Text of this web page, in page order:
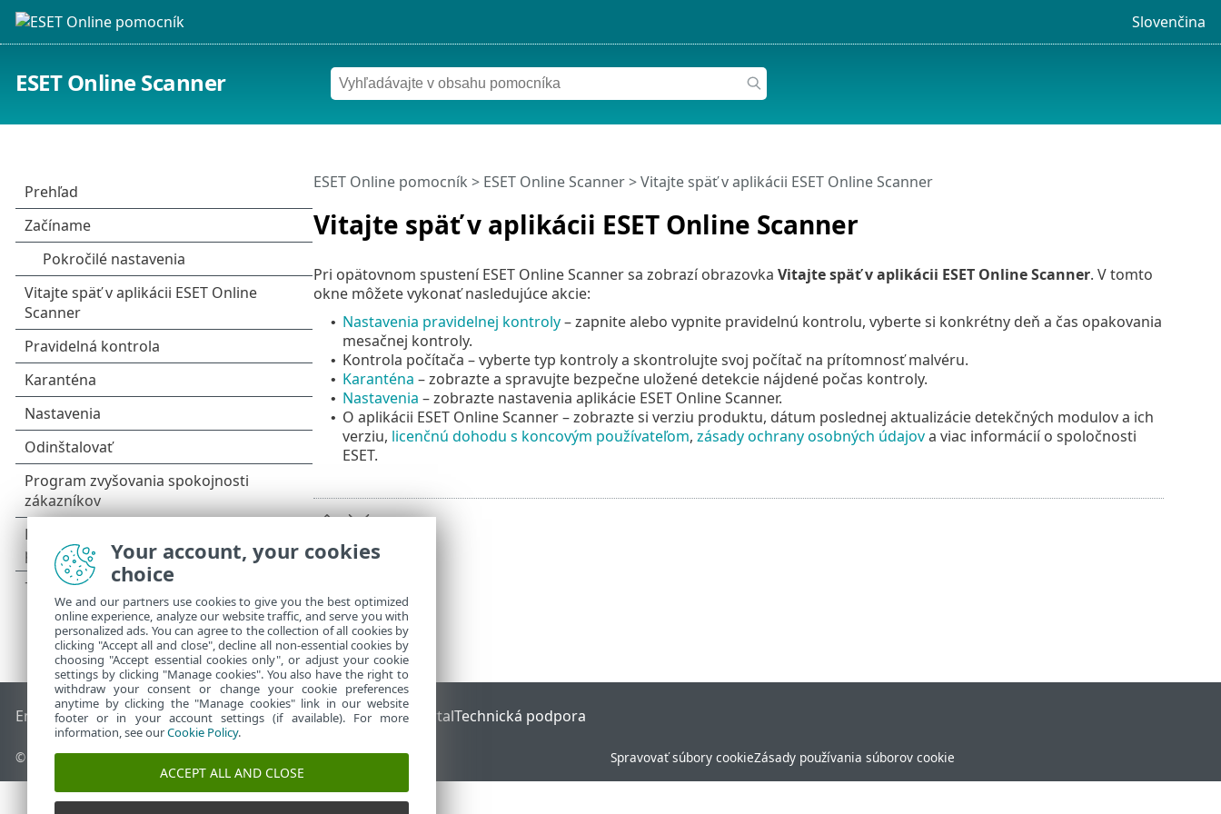
Slovenčina
ESET Online Scanner
Vitajte späť v aplikácii ESET Online Scanner
ESET Online pomocník > ESET Online Scanner>Vitajte späť v aplikácii ESET Online Scanner
Pri opätovnom spustení ESET Online Scanner sa zobrazí obrazovka Vitajte späť v aplikácii ESET Online Scanner. V tomto
okne môžete vykonať nasledujúce akcie:
• Nastavenia pravidelnej kontroly– zapnite alebo vypnite pravidelnú kontrolu, vyberte si konkrétny deň a čas opakovania
mesačnej kontroly.
• Kontrola počítača – vyberte typ kontroly a skontrolujte svoj počítač na prítomnosť malvéru.
• Karanténa – zobrazte a spravujte bezpečne uložené detekcie nájdené počas kontroly.
• Nastavenia – zobrazte nastavenia aplikácie ESET Online Scanner.
• O aplikácii ESET Online Scanner – zobrazte si verziu produktu, dátum poslednej aktualizácie detekčných modulov a ich
verziu, licenčnú dohodu s koncovým používateľom, zásady ochrany osobných údajova viac informácií o spoločnosti
ESET.
End of Life Databáza znalostí ESETESET FórumESET Status PortalTechnická podpora
© 1992 - 2026 ESET, spol. s r. o. Všetky práva vyhradené. Spravovať súbory cookieZásady používania súborov cookie
Your account, your cookies
choice
We and our partners use cookies to give you the best optimized
online experience, analyze our website traffic, and serve you with
personalized ads. You can agree to the collection of all cookies by
clicking "Accept all and close", decline all non-essential cookies by
choosing "Accept essential cookies only", or adjust your cookie
settings by clicking "Manage cookies". You also have the right to
withdraw your consent or change your cookie preferences
anytime by clicking the "Manage cookies" link in our website
footer or in your account settings (if available). For more
information, see ourCookie Policy.
ACCEPT ALL AND CLOSE